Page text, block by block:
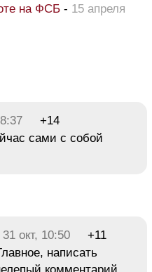
на ФСБ - 15 апреля
+14
сами с собой
31 окт, 10:50
+11
написать